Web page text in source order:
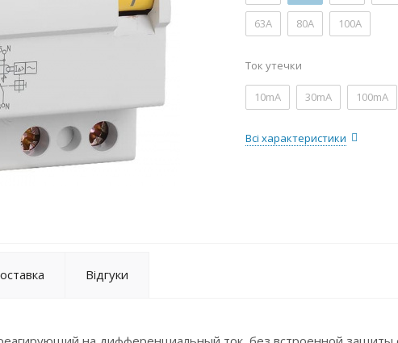
63А 80А 100А
Ток утечки
10mA 30mA 100mA
Всі характеристики
Відгуки